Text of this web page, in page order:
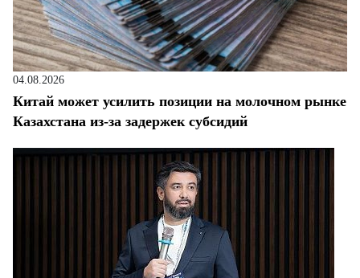
04.08.2026
Китай может усилить позиции на молочном рынке
Казахстана из-за задержек субсидий